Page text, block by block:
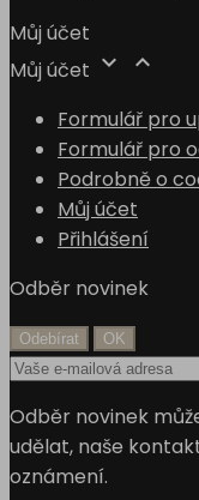
Můj účet
Můj účet  
Formulář pro
Formulář pro
Podrobně o
Můj účet
Přihlášení
Odběr novinek
Odběr novinek
udělat, naše
oznámení.